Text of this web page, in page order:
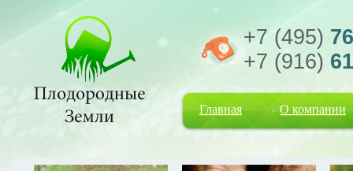
+7 (495)
+7 (916)
Главная О компании